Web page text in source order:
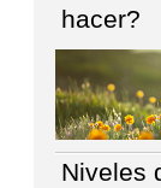
hacer?
Niveles